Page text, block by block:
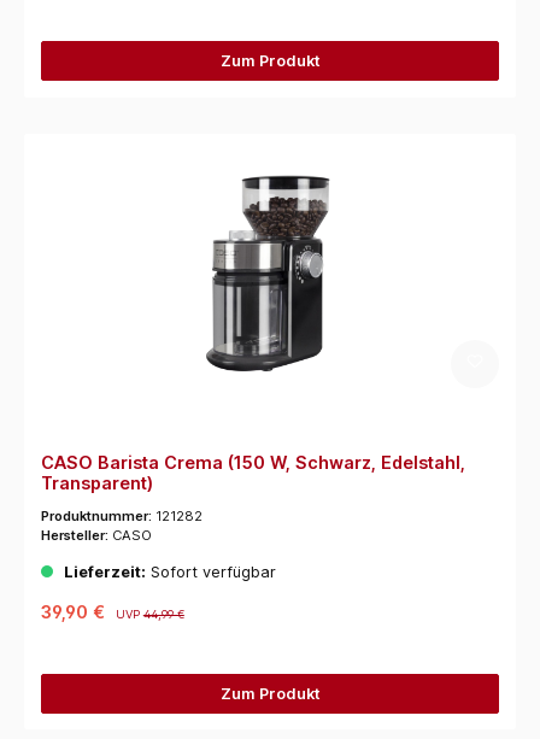
Zum Produkt
CASO Barista Crema (150 W, Schwarz, Edelstahl,
Transparent)
Produktnummer: 121282
Hersteller: CASO
Lieferzeit: Sofort verfügbar
39,90 € UVP44,99 €
Zum Produkt